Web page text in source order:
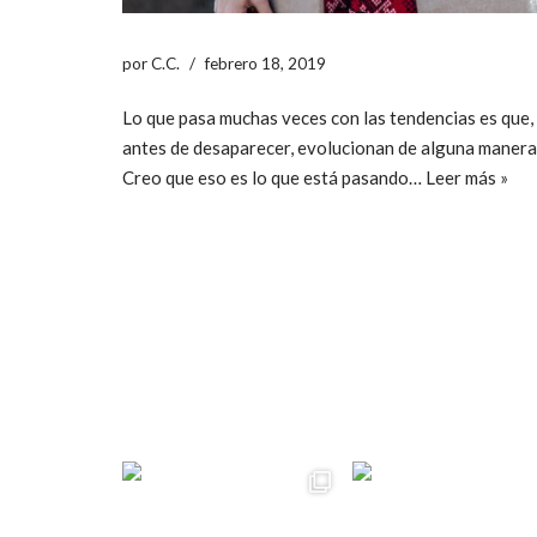
porC.C. febrero 18, 2019
Lo que pasa muchas veces con las tendencias es que,
antes de desaparecer, evolucionan de alguna
Creo que eso es lo que está pasando… Leer más »